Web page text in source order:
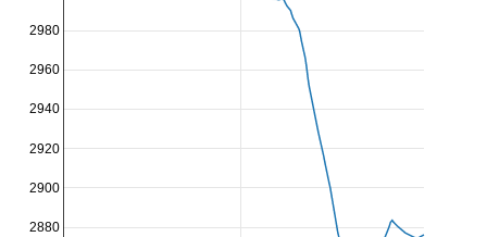
2880
2900
2920
2940
2960
2980